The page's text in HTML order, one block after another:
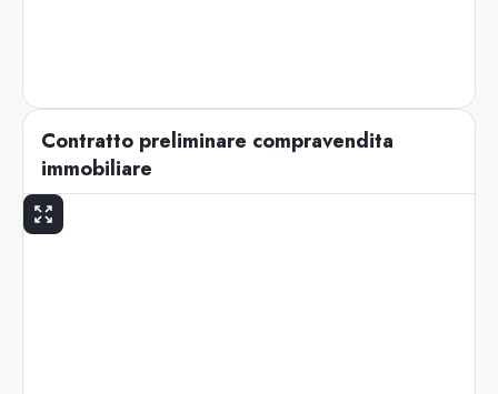
Contratto preliminare compravendita
immobiliare